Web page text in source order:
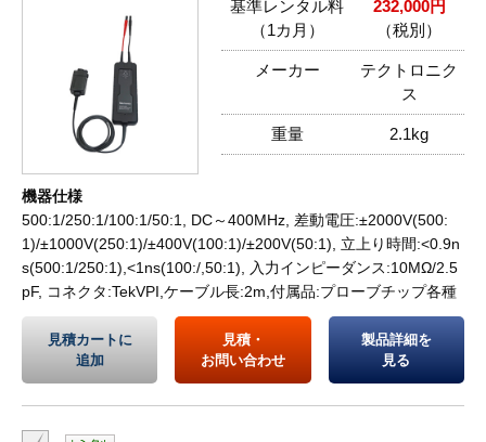
基準レンタル料
（1カ月）
232,000円
（税別）
メーカー
テクトロニク
ス
重量 2.1kg
機器仕様
500:1/250:1/100:1/50:1, DC～400MHz, 差動電圧:±2000V(500:
1)/±1000V(250:1)/±400V(100:1)/±200V(50:1), 立上り時間:<0.9n
s(500:1/250:1),<1ns(100:/,50:1), 入力インピーダンス:10MΩ/2.5
pF, コネクタ:TekVPI,ケーブル長:2m,付属品:プローブチップ各種
見積カートに
追加
見積・
お問い合わせ
製品詳細を
見る